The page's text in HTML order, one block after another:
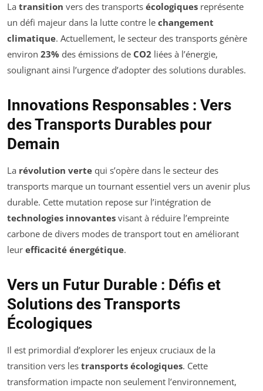
La transition vers des transports écologiques représente
un défi majeur dans la lutte contre le changement
climatique. Actuellement, le secteur des transports génère
environ 23% des émissions de CO2 liées à l’énergie,
soulignant ainsi l’urgence d’adopter des solutions durables.
Innovations Responsables : Vers
des Transports Durables pour
Demain
La révolution verte qui s’opère dans le secteur des
transports marque un tournant essentiel vers un avenir plus
durable. Cette mutation repose sur l’intégration de
technologies innovantes visant à réduire l’empreinte
carbone de divers modes de transport tout en améliorant
leur efficacité énergétique.
Vers un Futur Durable : Défis et
Solutions des Transports
Écologiques
Il est primordial d’explorer les enjeux cruciaux de la
transition vers les transports écologiques. Cette
transformation impacte non seulement l’environnement,